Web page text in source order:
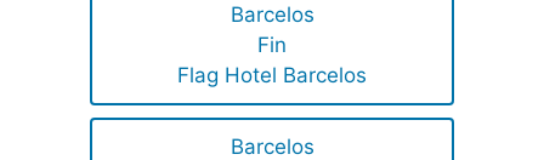
Barcelos
Fin
Flag Hotel Barcelos
Barcelos